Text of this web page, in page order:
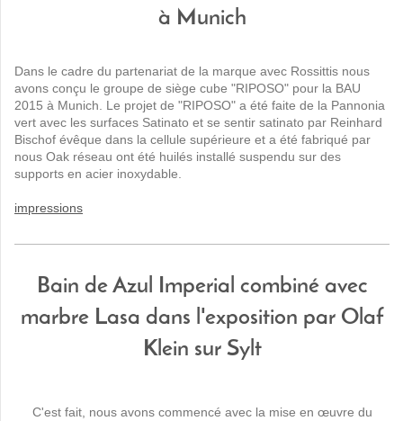
à Munich
Dans le cadre du partenariat de la marque avec Rossittis nous
avons conçu le groupe de siège cube "RIPOSO" pour la BAU
2015 à Munich
Le projet de "RIPOSO" a été faite de la Pannonia
vert avec les surfaces Satinato et se sentir satinato par Reinhard
Bischof évêque dans la cellule supérieure et a été fabriqué par
nous Oak réseau ont été huilés installé suspendu sur des
supports en acier inoxydable
impressions
Bain de Azul Imperial combiné avec
marbre Lasa dans l'exposition par Olaf
Klein sur Sylt
C'est fait, nous avons commencé avec la mise en œuvre du